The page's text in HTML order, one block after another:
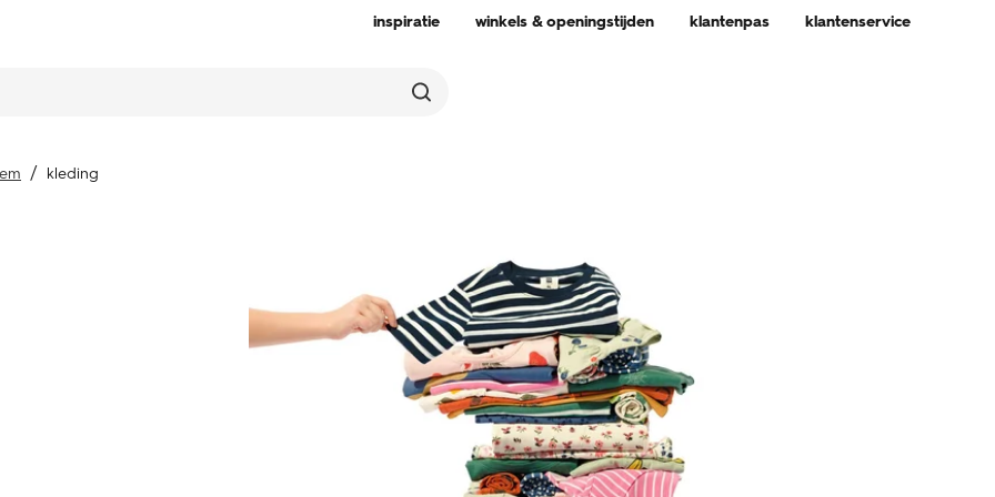
inspiratie winkels & openingstijden klantenpas klantenservice
kleding